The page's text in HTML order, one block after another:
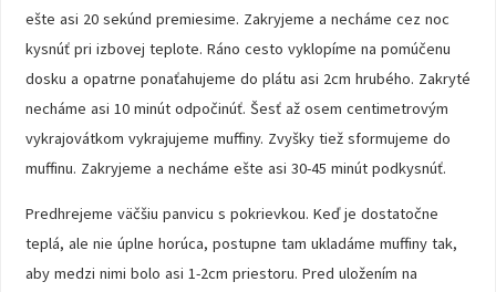
ešte asi 20 sekúnd premiesime. Zakryjeme a necháme cez noc
kysnúť pri izbovej teplote. Ráno cesto vyklopíme na pomúčenu
dosku a opatrne ponaťahujeme do plátu asi 2cm hrubého. Zakryté
necháme asi 10 minút odpočinúť. Šesť až osem centimetrovým
vykrajovátkom vykrajujeme muffiny. Zvyšky tiež sformujeme do
muffinu. Zakryjeme a necháme ešte asi 30-45 minút podkysnúť.
Predhrejeme väčšiu panvicu s pokrievkou. Keď je dostatočne
teplá, ale nie úplne horúca, postupne tam ukladáme muffiny tak,
aby medzi nimi bolo asi 1-2cm priestoru. Pred uložením na